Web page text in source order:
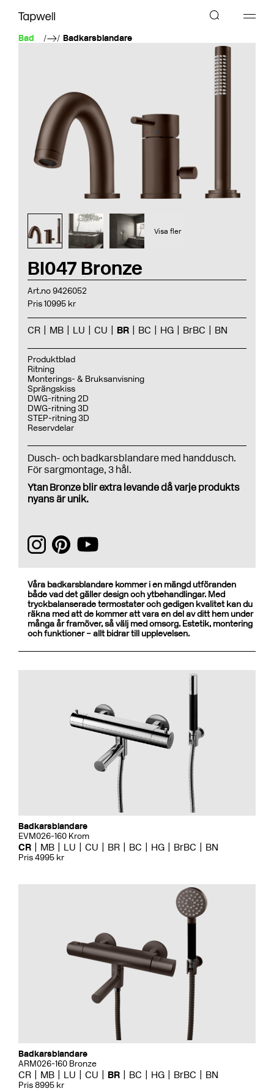
Bad Badkarsblandare
BI047 Bronze
Art.no 9426052
Pris 10995 kr
CR MB LU CU BR BC HG BrBC BN
Produktblad
Ritning
Monterings- & Bruksanvisning
Sprängskiss
DWG-ritning 2D
DWG-ritning 3D
STEP-ritning 3D
Reservdelar
Dusch- och badkarsblandare med handdusch.
För sargmontage, 3 hål.
Ytan Bronze blir extra levande då varje produkts
nyans är unik.
Visa fler
Våra badkarsblandare kommer i en mängd utföranden
både vad det gäller design och ytbehandlingar. Med
tryckbalanserade termostater och gedigen kvalitet kan du
räkna med att de kommer att vara en del av ditt hem under
många år framöver, så välj med omsorg. Estetik, montering
och funktioner – allt bidrar till upplevelsen.
Badkarsblandare
EVM026-160 Krom
CR MB LU CU BR BC HG BrBC BN
Pris 4995 kr
Badkarsblandare
ARM026-160 Bronze
CR MB LU CU BR BC HG BrBC BN
Pris 8995 kr